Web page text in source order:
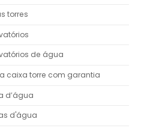
torres
de água
caixa torre com garantia
d’água
d'água